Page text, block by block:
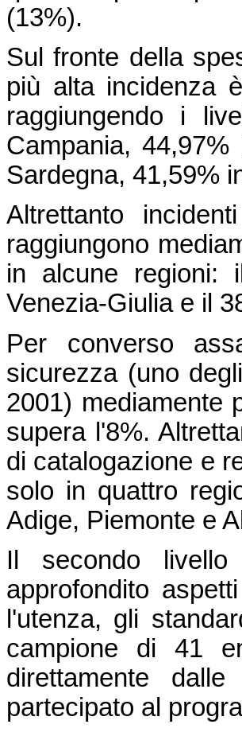
(13%).
Sul fronte della
più alta incidenza
raggiungendo i
Campania,
Sardegna, 41,59%
Altrettanto
raggiungono
in alcune regioni:
Venezia-Giulia e il
Per converso
sicurezza (uno
2001) mediamente
supera l'8%.
di catalogazione e
solo in quattro
Adige, Piemonte e
Il secondo
approfondito
l'utenza, gli
campione di 41
direttamente
partecipato al